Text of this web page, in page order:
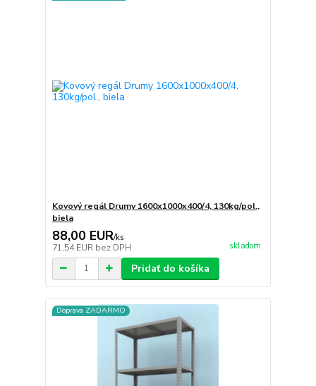
Kovový regál Drumy 1600x1000x400/4, 130kg/pol.,
biela
88,00 EUR/ks
71,54 EUR bez DPH skladom
Pridať do košíka
Doprava ZADARMO